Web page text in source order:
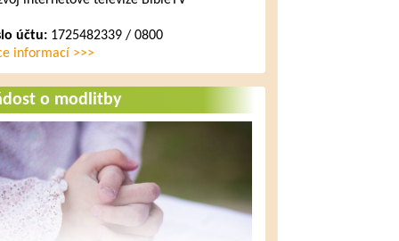
4. listopadu 2014
5. listopadu 2014
Posledních sedm ran
6. listopadu 2014
Ježíš ukončí dějiny zla
účtu:1725482339 / 0800
informací >>>
o modlitby